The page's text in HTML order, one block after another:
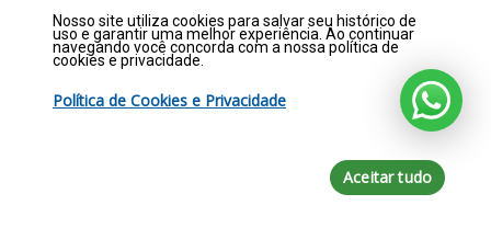
Fale
Conosco
Copyright © 2026. Empregar Já Estágios e
Efetivos LTDA - CNPJ 22.369.844/0001-47 - Todos
direitos reservados por empregarja.com
Nosso site utiliza cookies para salvar seu histórico de
uso e garantir uma melhor experiência. Ao continuar
navegando você concorda com a nossa política de
cookies e privacidade.
Política de Cookies e Privacidade
Aceitar tudo